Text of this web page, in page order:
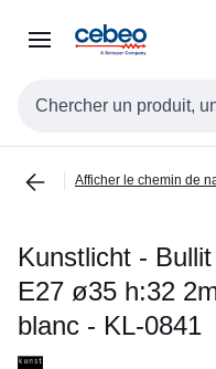
au
Entrée de recherche
Afficher le chemin de
Kunstlicht -
E27 ø35 h:32
blanc - KL-0841